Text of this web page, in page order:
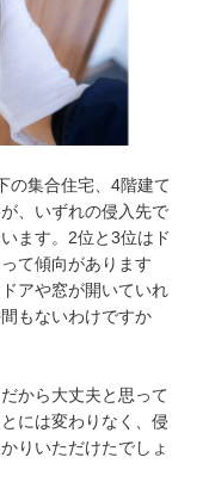
の集合住宅、4階建て
、いずれの侵入先で
ます。2位と3位はド
て傾向があります
アや窓が開いていれ
もないわけですか
から大丈夫と思って
には変わりなく、侵
りいただけたでしょ